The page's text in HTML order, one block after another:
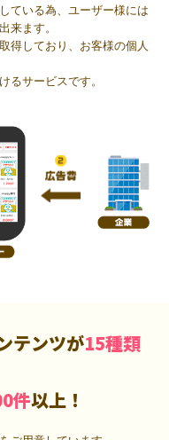
ている為、ユーザー様には
来ます。
得しており、お客様の個人
るサービスです。
テンツが15種類
件以上！